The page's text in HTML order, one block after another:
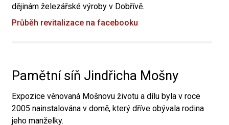
dějinám železářské výroby v Dobřívě.
Průběh revitalizace na facebooku
Pamětní síň Jindřicha Mošny
Expozice věnovaná Mošnovu životu a dílu byla v roce
2005 nainstalována v domě, který dříve obývala rodina
jeho manželky.